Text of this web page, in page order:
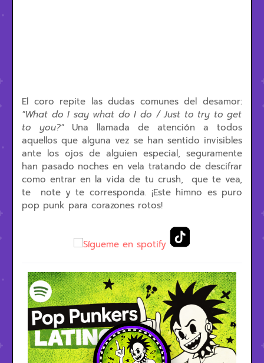
El coro repite las dudas comunes del desamor:
"What do I say what do I do / Just to try to get
to you?"Una llamada de atención a todos
aquellos que alguna vez se han sentido invisibles
ante los ojos de alguien especial, seguramente
han pasado noches en vela tratando de descifrar
como entrar en la vida de tu crush, que te vea,
te note y te corresponda. ¡Este himno es puro
pop punk para corazones rotos!